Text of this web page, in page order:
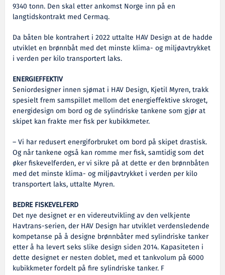
9340 tonn. Den skal etter ankomst Norge inn på en
langtidskontrakt med Cermaq.
Da båten ble kontrahert i 2022 uttalte HAV Design at de hadde
utviklet en brønnbåt med det minste klima- og miljøavtrykket
i verden per kilo transportert laks.
ENERGIEFFEKTIV
Seniordesigner innen sjømat i HAV Design, Kjetil Myren, trakk
spesielt frem samspillet mellom det energieffektive skroget,
energidesign om bord og de sylindriske tankene som gjør at
skipet kan frakte mer fisk per kubikkmeter.
– Vi har redusert energiforbruket om bord på skipet drastisk.
Og når tankene også kan romme mer fisk, samtidig som det
øker fiskevelferden, er vi sikre på at dette er den brønnbåten
med det minste klima- og miljøavtrykket i verden per kilo
transportert laks, uttalte Myren.
BEDRE FISKEVELFERD
Det nye designet er en videreutvikling av den velkjente
Havtrans-serien, der HAV Design har utviklet verdensledende
kompetanse på å designe brønnbåter med sylindriske tanker
etter å ha levert seks slike design siden 2014. Kapasiteten i
dette designet er nesten doblet, med et tankvolum på 6000
kubikkmeter fordelt på fire sylindriske tanker. F